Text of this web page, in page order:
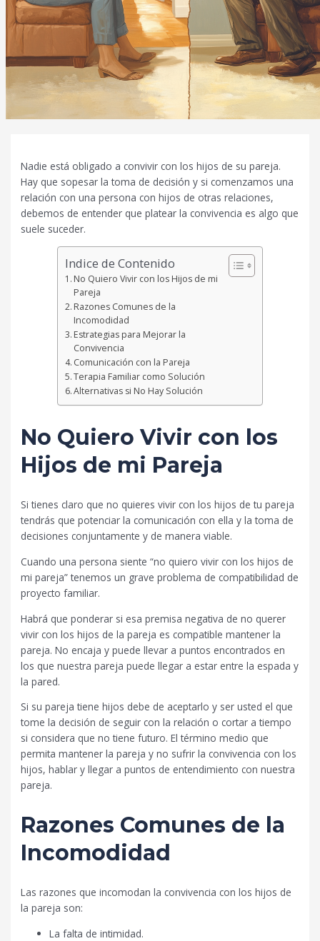
Nadie está obligado a convivir con los hijos de su pareja.
Hay que sopesar la toma de decisión y si comenzamos una
relación con una persona con hijos de otras relaciones,
debemos de entender que platear la convivencia es algo que
suele suceder.
Indice de Contenido
No Quiero Vivir con los Hijos de mi
Pareja
Razones Comunes de la
Incomodidad
Estrategias para Mejorar la
Convivencia
Comunicación con la Pareja
Terapia Familiar como Solución
Alternativas si No Hay Solución
No Quiero Vivir con los
Hijos de mi Pareja
Si tienes claro que no quieres vivir con los hijos de tu pareja
tendrás que potenciar la comunicación con ella y la toma de
decisiones conjuntamente y de manera viable.
Cuando una persona siente “no quiero vivir con los hijos de
mi pareja” tenemos un grave problema de compatibilidad de
proyecto familiar.
Habrá que ponderar si esa premisa negativa de no querer
vivir con los hijos de la pareja es compatible mantener la
pareja. No encaja y puede llevar a puntos encontrados en
los que nuestra pareja puede llegar a estar entre la espada y
la pared.
Si su pareja tiene hijos debe de aceptarlo y ser usted el que
tome la decisión de seguir con la relación o cortar a tiempo
si considera que no tiene futuro. El término medio que
permita mantener la pareja y no sufrir la convivencia con los
hijos, hablar y llegar a puntos de entendimiento con nuestra
pareja.
Razones Comunes de la
Incomodidad
Las razones que incomodan la convivencia con los hijos de
la pareja son:
La falta de intimidad.